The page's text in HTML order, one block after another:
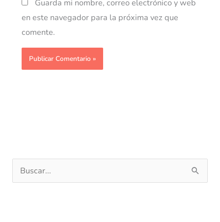
Guarda mi nombre, correo electrónico y web
en este navegador para la próxima vez que
comente.
u